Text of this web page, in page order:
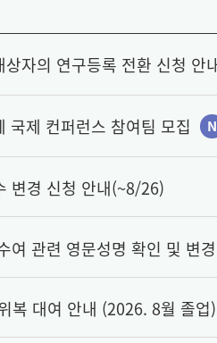
자의 연구등록 전환 신청 안
국제 컨퍼런스 참여팀 모집 N
변경 신청 안내(~8/26)
여 관련 영문성명 확인 및 변
복 대여 안내 (2026. 8월 졸업)